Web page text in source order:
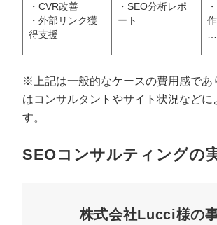
・CVR改善
・外部リンク獲
得支援
・SEO分析レポ
ート
作
※上記は一般的なケースの費用感であ
はコンサルタントやサイト状況などに
す。
SEOコンサルティングの
株式会社Lucci様の